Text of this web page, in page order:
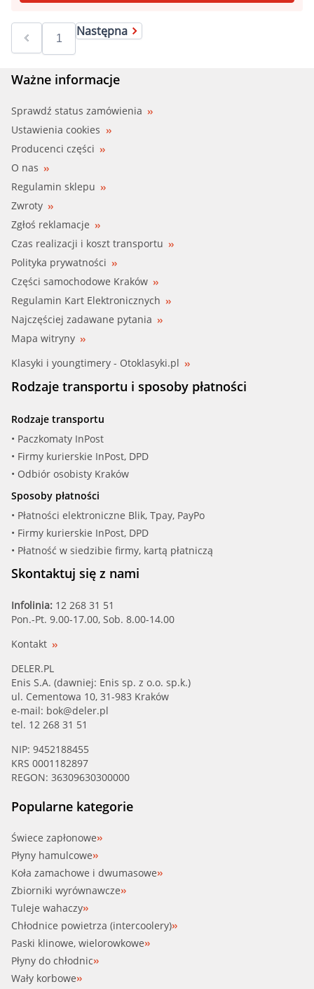
Następna
Ważne informacje
Sprawdź status zamówienia
Ustawienia cookies
Producenci części
O nas
Regulamin sklepu
Zwroty
Zgłoś reklamacje
Czas realizacji i koszt transportu
Polityka prywatności
Części samochodowe Kraków
Regulamin Kart Elektronicznych
Najczęściej zadawane pytania
Mapa witryny
Klasyki i youngtimery - Otoklasyki.pl
Rodzaje transportu i sposoby płatności
Rodzaje transportu
• Paczkomaty InPost
• Firmy kurierskie InPost, DPD
• Odbiór osobisty Kraków
Sposoby płatności
• Płatności elektroniczne Blik, Tpay, PayPo
• Firmy kurierskie InPost, DPD
• Płatność w siedzibie firmy, kartą płatniczą
Skontaktuj się z nami
Infolinia: 12 268 31 51
Pon.-Pt. 9.00-17.00, Sob. 8.00-14.00
Kontakt
DELER.PL
Enis S.A. (dawniej: Enis sp. z o.o. sp.k.)
ul. Cementowa 10, 31-983 Kraków
e-mail: bok@deler.pl
tel. 12 268 31 51
NIP: 9452188455
KRS 0001182897
REGON: 36309630300000
Popularne kategorie
Świece zapłonowe
Płyny hamulcowe
Koła zamachowe i dwumasowe
Zbiorniki wyrównawcze
Tuleje wahaczy
Chłodnice powietrza (intercoolery)
Paski klinowe, wielorowkowe
Płyny do chłodnic
Wały korbowe